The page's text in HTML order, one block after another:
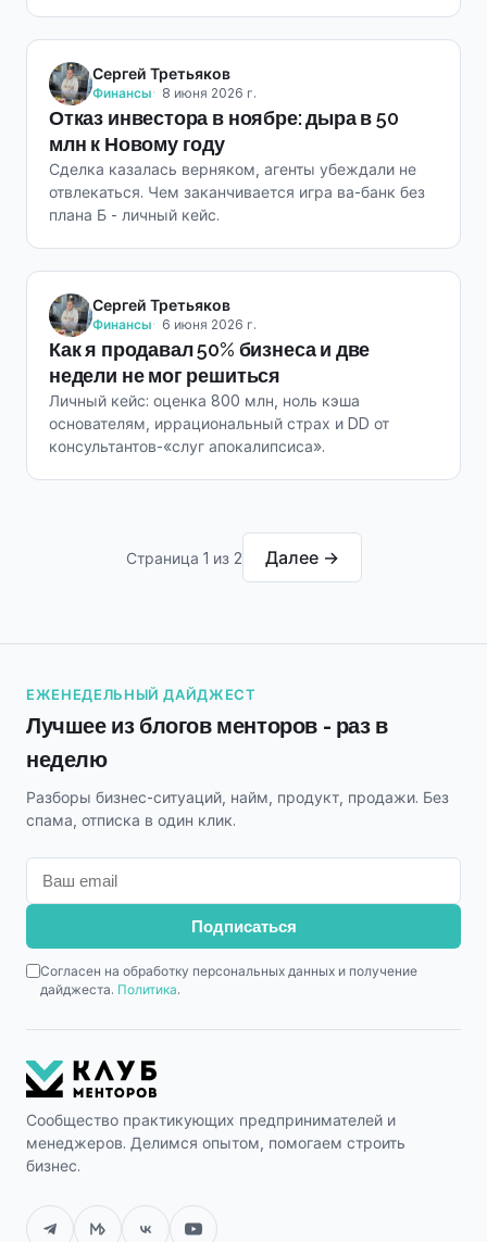
Сергей Третьяков
Финансы 8 июня 2026 г.
Отказ инвестора в ноябре: дыра в 50
млн к Новому году
Сделка казалась верняком, агенты убеждали не
отвлекаться. Чем заканчивается игра ва-банк без
плана Б - личный кейс.
Сергей Третьяков
Финансы 6 июня 2026 г.
Как я продавал 50% бизнеса и две
недели не мог решиться
Личный кейс: оценка 800 млн, ноль кэша
основателям, иррациональный страх и DD от
консультантов-«слуг апокалипсиса».
Страница 1 из 2 Далее →
ЕЖЕНЕДЕЛЬНЫЙ ДАЙДЖЕСТ
Лучшее из блогов менторов - раз в
неделю
Разборы бизнес-ситуаций, найм, продукт, продажи. Без
спама, отписка в один клик.
Подписаться
Согласен на обработку персональных данных и получение
дайджеста. Политика.
Сообщество практикующих предпринимателей и
менеджеров. Делимся опытом, помогаем строить
бизнес.